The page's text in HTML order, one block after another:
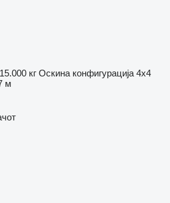
15.000 кг Оскина конфигурација 4x4
м